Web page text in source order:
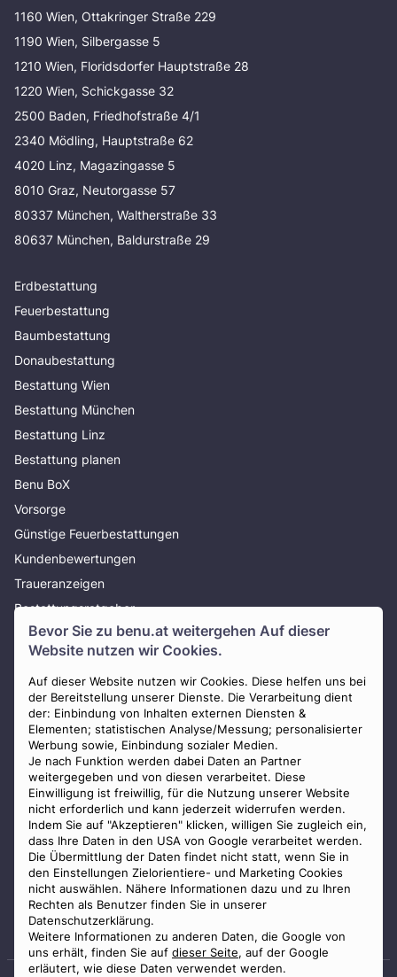
Bevor Sie zu benu.at weitergehen Auf dieser
Website nutzen wir Cookies.
Auf dieser Website nutzen wir Cookies. Diese helfen uns bei
der Bereitstellung unserer Dienste. Die Verarbeitung dient
der: Einbindung von Inhalten externen Diensten &
Elementen; statistischen Analyse/Messung; personalisierter
Werbung sowie, Einbindung sozialer Medien.
Je nach Funktion werden dabei Daten an Partner
weitergegeben und von diesen verarbeitet. Diese
Einwilligung ist freiwillig, für die Nutzung unserer Website
nicht erforderlich und kann jederzeit widerrufen werden.
Indem Sie auf "Akzeptieren" klicken, willigen Sie zugleich ein,
dass Ihre Daten in den USA von Google verarbeitet werden.
Die Übermittlung der Daten findet nicht statt, wenn Sie in
den Einstellungen Zielorientiere- und Marketing Cookies
nicht auswählen. Nähere Informationen dazu und zu Ihren
Rechten als Benutzer finden Sie in unserer
Datenschutzerklärung.
Weitere Informationen zu anderen Daten, die Google von
uns erhält, finden Sie auf dieser Seite, auf der Google
erläutert, wie diese Daten verwendet werden.
1160 Wien, Ottakringer Straße 229
1190 Wien, Silbergasse 5
1210 Wien, Floridsdorfer Hauptstraße 28
1220 Wien, Schickgasse 32
2500 Baden, Friedhofstraße 4/1
2340 Mödling, Hauptstraße 62
4020 Linz, Magazingasse 5
8010 Graz, Neutorgasse 57
80337 München, Waltherstraße 33
80637 München, Baldurstraße 29
Erdbestattung
Feuerbestattung
Baumbestattung
Donaubestattung
Bestattung Wien
Bestattung München
Bestattung Linz
Bestattung planen
Benu BoX
Vorsorge
Günstige Feuerbestattungen
Kundenbewertungen
Traueranzeigen
Bestattungsratgeber
Über uns
Presse
AGB
Impressum
Datenschutz
Widerrufsbelehrung
Zahlungsmöglichkeiten
Staatlich geprüfter